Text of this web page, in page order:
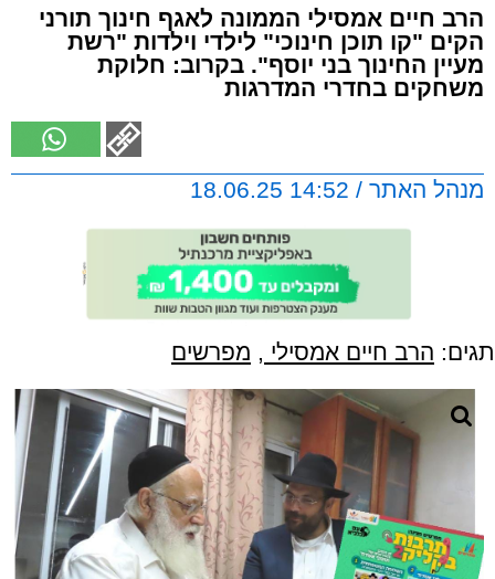
הרב חיים אמסילי הממונה לאגף חינוך תורני
הקים "קו תוכן חינוכי" לילדי וילדות "רשת
מעיין החינוך בני יוסף". בקרוב: חלוקת
משחקים בחדרי המדרגות
מנהל האתר / 14:52 18.06.25
תגים: הרב חיים אמסילי , מפרשים